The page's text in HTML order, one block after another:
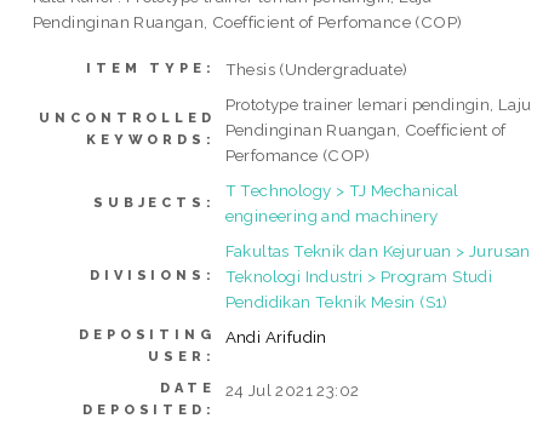
Pendinginan Ruangan, Coefficient of Perfomance (COP)
ITEM TYPE: Thesis (Undergraduate)
UNCONTROLLED
KEYWORDS:
Prototype trainer lemari pendingin, Laju
Pendinginan Ruangan, Coefficient of
Perfomance (COP)
SUBJECTS:
T Technology > TJ Mechanical
engineering and machinery
DIVISIONS:
Fakultas Teknik dan Kejuruan > Jurusan
Teknologi Industri > Program Studi
Pendidikan Teknik Mesin (S1)
DEPOSITING
USER:
Andi Arifudin
DATE
DEPOSITED:
24 Jul 2021 23:02